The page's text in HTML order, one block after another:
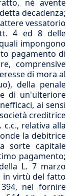
né avente
decadenza;
vessatorio
4 ed 8 delle
impongono
pagamento di
comprensive
di mora al
della penale
di un'ulteriore
ai sensi
creditrice
relativa alla
la debitrice
sorte capitale
pagamento;
L. 7 marzo
in virtù del fatto
nel fornire